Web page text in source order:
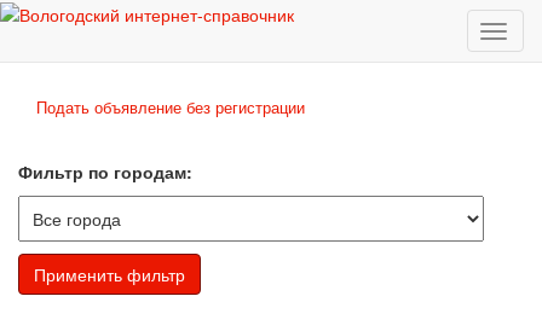
Подать объявление без регистрации
Фильтр по городам: